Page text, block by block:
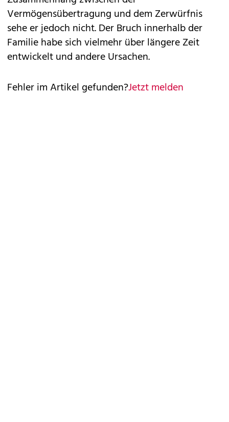
Vermögensübertragung und dem Zerwürfnis
sehe er jedoch nicht. Der Bruch innerhalb der
Familie habe sich vielmehr über längere Zeit
entwickelt und andere Ursachen.
Fehler im Artikel gefunden?Jetzt melden